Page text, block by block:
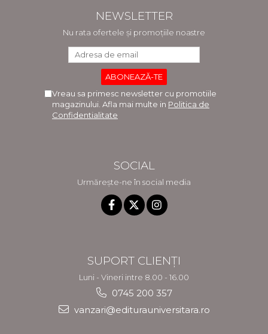
NEWSLETTER
Nu rata ofertele și promoțiile noastre
Vreau sa primesc newsletter cu promotiile
magazinului. Afla mai multe in Politica de
Confidentialitate
SOCIAL
Urmărește-ne în social media
SUPORT CLIENȚI
Luni - Vineri intre 8.00 - 16.00
0745 200 357
vanzari@editurauniversitara.ro